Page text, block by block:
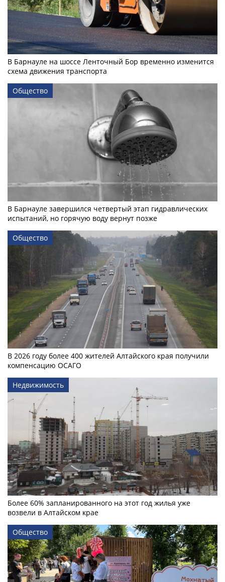
В Барнауле на шоссе Ленточный Бор временно изменится
схема движения транспорта
Общество
В Барнауле завершился четвертый этап гидравлических
испытаний, но горячую воду вернут позже
Общество
В 2026 году более 400 жителей Алтайского края получили
компенсацию ОСАГО
Недвижимость
Более 60% запланированного на этот год жилья уже
возвели в Алтайском крае
Общество